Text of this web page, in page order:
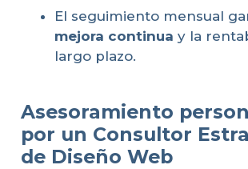
El seguimiento mensual
mejora continua y la
largo plazo.
Asesoramiento
por un Consultor
de Diseño Web